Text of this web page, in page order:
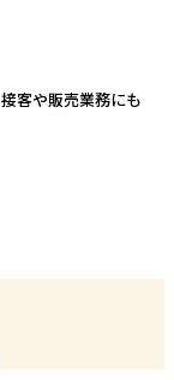
接客や販売業務にも